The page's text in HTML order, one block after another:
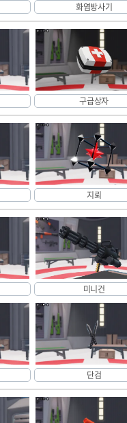
화염방사기
구급상자
지뢰
미니건
단검